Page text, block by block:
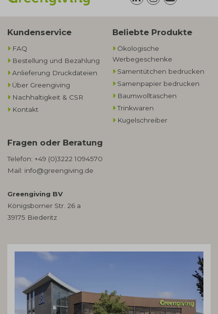
Kundenservice
FAQ
Bestellung und Bezahlung
Anlieferung Druckdateien
Über Greengiving
Nachhaltigkeit & CSR
Kontakt
Beliebte Produkte
Ökologische
Werbegeschenke​
Samentütchen bedrucken
Samenpapier bedrucken
Baumwolltaschen​
Trinkwaren
Kugelschreiber
Fragen oder Beratung
Telefon: +49 (0)3222 1094570
Mail: info@greengiving.de
Greengiving BV
Königsborner Str. 26 a
39175 Biederitz